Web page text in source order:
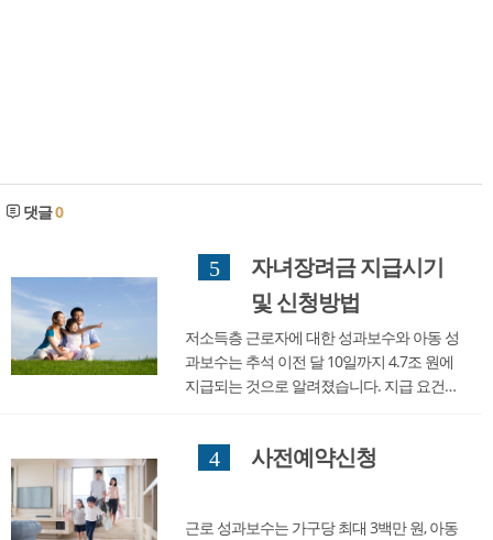
댓글0
5
자녀장려금 지급시기
및 신청방법
저소득층 근로자에 대한 성과보수와 아동 성
과보수는 추석 이전 달 10일까지 4.7조 원에
지급되는 것으로 알려졌습니다. 지급 요건이
고 평균 가구는 가구당 약 1060 지급됩니다.
4 사전예약신청
근로 성과보수는 가구당 최대 3백만 원, 아동